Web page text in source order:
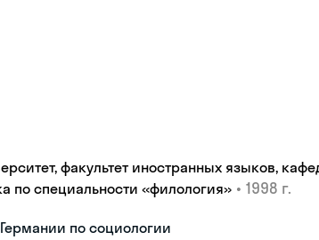
факультет иностранных языков,
по специальности «филология» • 1998 г.
по социологии